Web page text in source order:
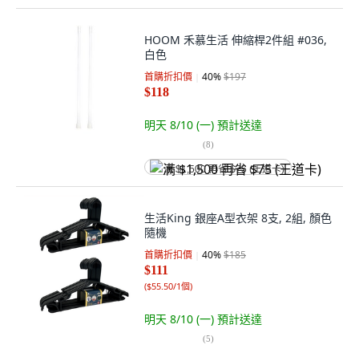
HOOM 禾慕生活 伸縮桿2件組 #036,
白色
首購折扣價 40%$197
$118
明天 8/10 (一) 預計送達
(8)
满 $1,500 再省 $75 (王道卡)
生活King 銀座A型衣架 8支, 2組, 顏色
隨機
首購折扣價 40%$185
$111
($55.50/1個)
明天 8/10 (一) 預計送達
(5)